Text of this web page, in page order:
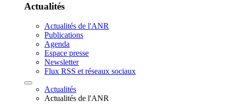
Actualités
Actualités de l'ANR
Publications
Agenda
Espace presse
Newsletter
Flux RSS et réseaux sociaux
Actualités
Actualités de l'ANR